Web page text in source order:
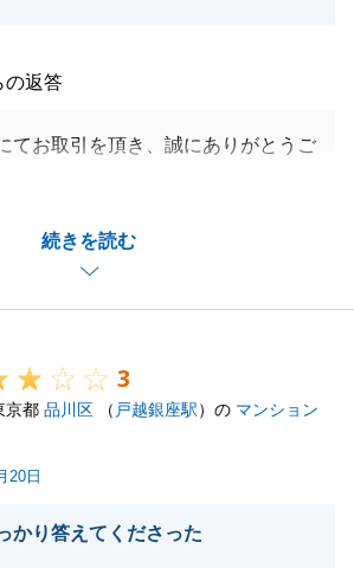
続きを読む
の返答
てお取引を頂き、誠にありがとうご
、無事に取引が完了出来ました事、
げます。
い出来る事がございましたら、是非
ご多幸を心より祈念申し上げます。
3
京都 品川区 （ 戸越銀座駅）の マンション
20日
かり答えてくださった